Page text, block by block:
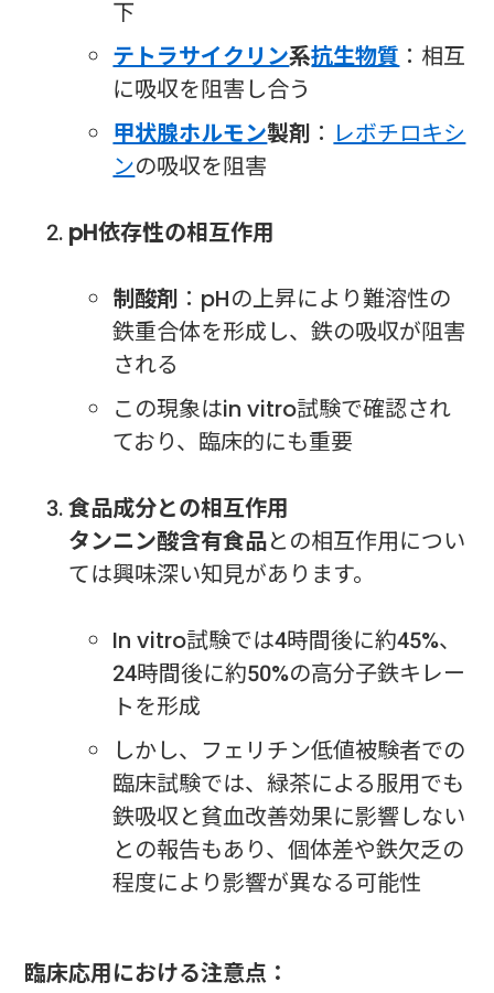
下
テトラサイクリン系抗生物質 ：相互
に吸収を阻害し合う
甲状腺ホルモン製剤 ： レボチロキシ
ンの吸収を阻害
pH依存性の相互作用
制酸剤 ：pHの上昇により難溶性の
鉄重合体を形成し、鉄の吸収が阻害
される
この現象はin vitro試験で確認され
ており、臨床的にも重要
食品成分との相互作用
タンニン酸含有食品との相互作用につい
ては興味深い知見があります。
In vitro試験では4時間後に約45%、
24時間後に約50%の高分子鉄キレー
トを形成
しかし、フェリチン低値被験者での
臨床試験では、緑茶による服用でも
鉄吸収と貧血改善効果に影響しない
との報告もあり、個体差や鉄欠乏の
程度により影響が異なる可能性
臨床応用における注意点：